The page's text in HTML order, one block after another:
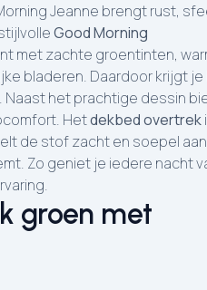
Jeanne brengt rust,
Good Morning
met zachte groentinten,
bladeren. Daardoor krijgt
Naast het prachtige dessin
Hetdekbed overtrek
de stof zacht en soepel
Zo geniet je iedere nacht
groen met